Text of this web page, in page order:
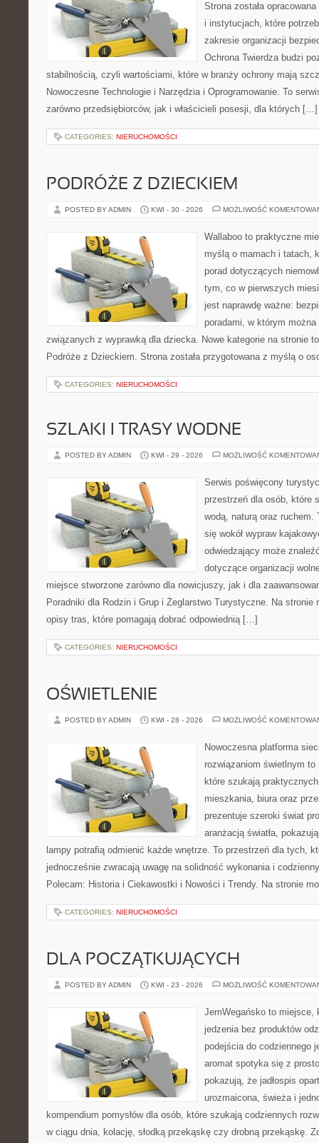
Strona została
i instytucjach, które
zakresie organizacji
Ochrona Twierdza budzi
stabilnością, czyli wartościami, które w branży ochrony mają
Nowoczesne Technologie i Narzędzia i Oprogramowanie. To
zarówno przedsiębiorców, jak i właścicieli posesji, dla których […]
CATEGORIES: NIERUCHOMOŚCI
PODRÓŻE Z DZIECKIEM
POSTED BY ADMIN KWI - 30 - 2026 MOŻLIWOŚĆ
Wallaboo to praktyczne
myślą o mamach i tatach,
porad dotyczących
tym, co w pierwszych
jest naprawdę ważne:
poradami, w którym
związanych z wyprawką dla dziecka. Nowe kategorie na stronie
Podróże z Dzieckiem. Strona została przygotowana z myślą o
CATEGORIES: NIERUCHOMOŚCI
SZLAKI I TRASY WODNE
POSTED BY ADMIN KWI - 29 - 2026 MOŻLIWOŚĆ
Serwis poświęcony
przestrzeń dla osób, które
wodą, naturą oraz ruchem.
się wokół wypraw
odwiedzający może
dotyczące organizacji
miejsce stworzone zarówno dla nowicjuszy, jak i dla
Poradniki dla Rodzin i Grup i Żeglarstwo Turystyczne. Na stronie
opisy tras, które pomagają dobrać odpowiednią […]
CATEGORIES: NIERUCHOMOŚCI
OŚWIETLENIE
POSTED BY ADMIN KWI - 28 - 2026 MOŻLIWOŚĆ
Nowoczesna platforma
rozwiązaniom świetlnym
które szukają
mieszkania, biura oraz
prezentuje szeroki świat
aranżacją światła,
lampy potrafią odmienić każde wnętrze. To przestrzeń dla tych,
jednocześnie zwracają uwagę na solidność wykonania i
Polecam: Historia i Ciekawostki i Nowości i Trendy. Na stronie
CATEGORIES: NIERUCHOMOŚCI
DLA POCZĄTKUJĄCYCH
POSTED BY ADMIN KWI - 23 - 2026 MOŻLIWOŚĆ
JemWegańsko to miejsce,
jedzenia bez produktów
podejścia do codziennego
aromat spotyka się z
pokazują, że jadłospis
urozmaicona, świeża i
kompendium pomysłów dla osób, które szukają codziennych
w ciągu dnia, kolację, słodką przekąskę czy drobną przekąskę.